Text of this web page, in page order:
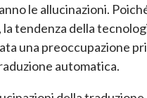
le allucinazioni.
tendenza della
una preoccupazione
automatica.